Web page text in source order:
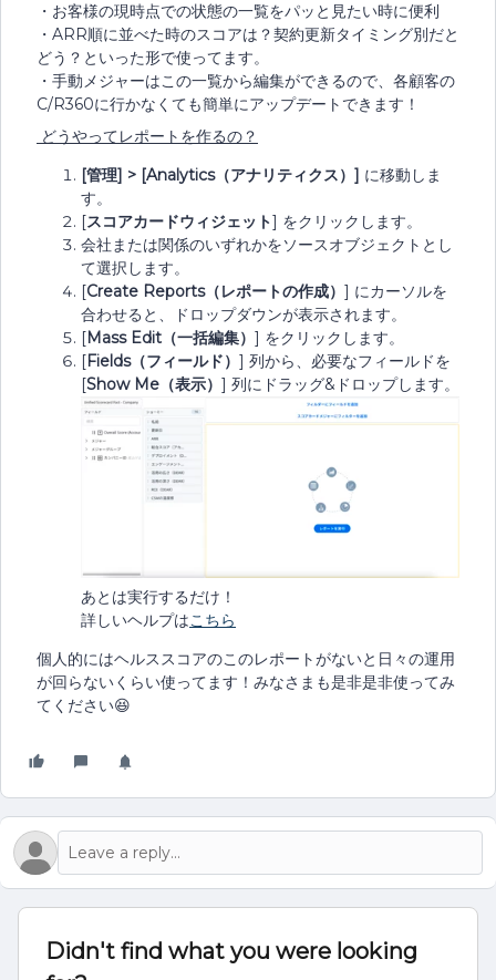
・お客様の現時点での状態の一覧をパッと見たい時に便利
・ARR順に並べた時のスコアは？契約更新タイミング別だと
どう？といった形で使ってます。
・手動メジャーはこの一覧から編集ができるので、各顧客の
C/R360に行かなくても簡単にアップデートできます！
どうやってレポートを作るの？
[管理] > [Analytics（アナリティクス）] に移動しま
す。
[スコアカードウィジェット] をクリックします。
会社または関係のいずれかをソースオブジェクトとし
て選択します。
[Create Reports（レポートの作成） ] にカーソルを
合わせると、ドロップダウンが表示されます。
[Mass Edit（一括編集） ] をクリックします。
[Fields（フィールド） ] 列から、必要なフィールドを
[Show Me （表示） ] 列にドラッグ&ドロップします。
あとは実行するだけ！
詳しいヘルプはこちら
個人的にはヘルススコアのこのレポートがないと日々の運用
が回らないくらい使ってます！みなさまも是非是非使ってみ
てください😆
Didn't find what you were looking